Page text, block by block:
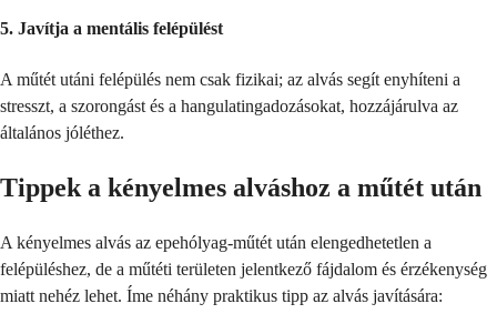
5. Javítja a mentális felépülést
A műtét utáni felépülés nem csak fizikai; az alvás segít enyhíteni a
stresszt, a szorongást és a hangulatingadozásokat, hozzájárulva az
általános jóléthez.
Tippek a kényelmes alváshoz a műtét után
A kényelmes alvás az epehólyag-műtét után elengedhetetlen a
felépüléshez, de a műtéti területen jelentkező fájdalom és érzékenység
miatt nehéz lehet. Íme néhány praktikus tipp az alvás javítására: